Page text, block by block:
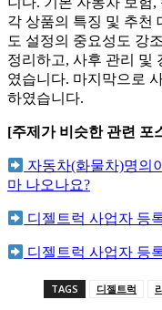
각 상품의 특징 및 추천
도 설정의 중요성도 강
정리하고, 사후 관리 및
였습니다. 마지막으로
하였습니다.
[주제가 비슷한 관련 포
자동차(화물차)명의
마 나오나요?
디젤트럭 사업자 등
디젤트럭 사업자 등
TAGS 디젤트럭